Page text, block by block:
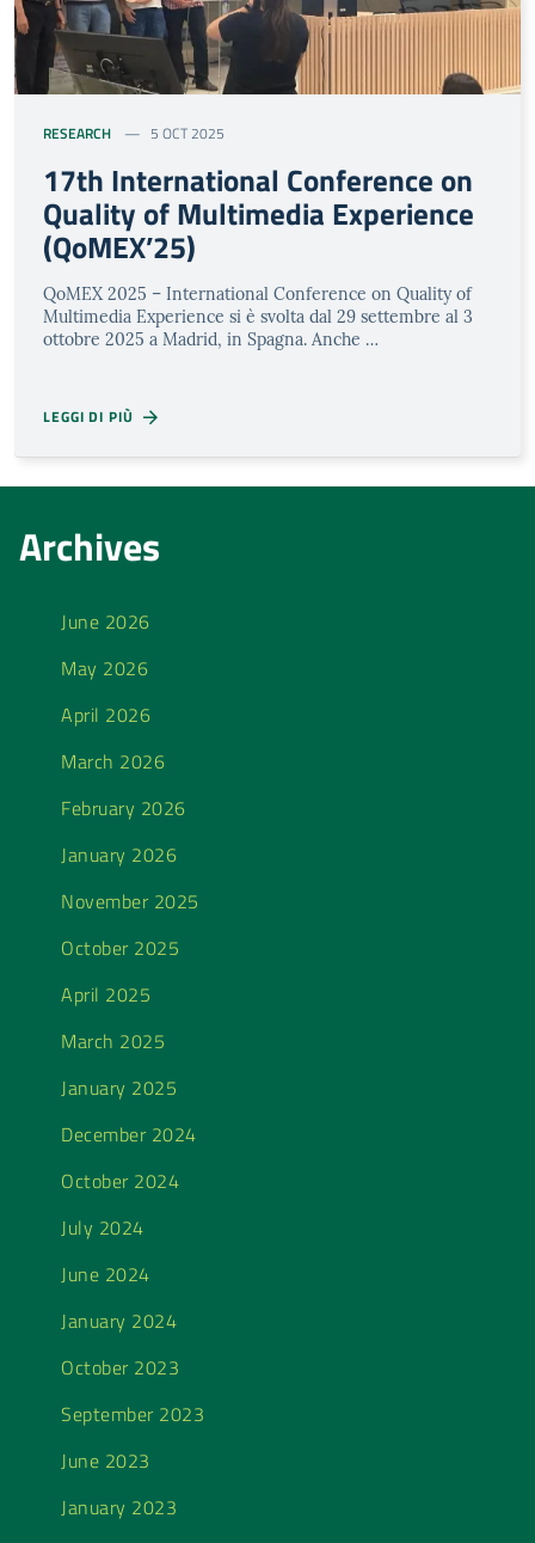
RESEARCH 5 OCT 2025
17th International Conference on
Quality of Multimedia Experience
(QoMEX’25)
QoMEX 2025 – International Conference on Quality of
Multimedia Experience si è svolta dal 29 settembre al 3
ottobre 2025 a Madrid, in Spagna. Anche …
LEGGI DI PIÙ
Archives
June 2026
May 2026
April 2026
March 2026
February 2026
January 2026
November 2025
October 2025
April 2025
March 2025
January 2025
December 2024
October 2024
July 2024
June 2024
January 2024
October 2023
September 2023
June 2023
January 2023